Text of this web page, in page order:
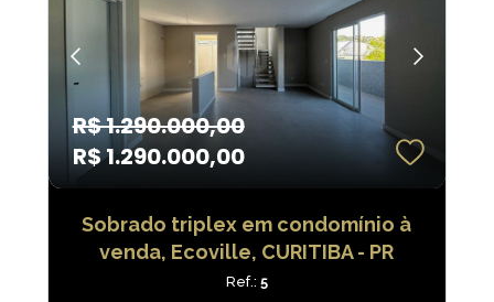
R$ 1.290.000,00
R$ 1.290.000,00
Sobrado triplex em condomínio à
venda, Ecoville, CURITIBA - PR
Ref.: 5